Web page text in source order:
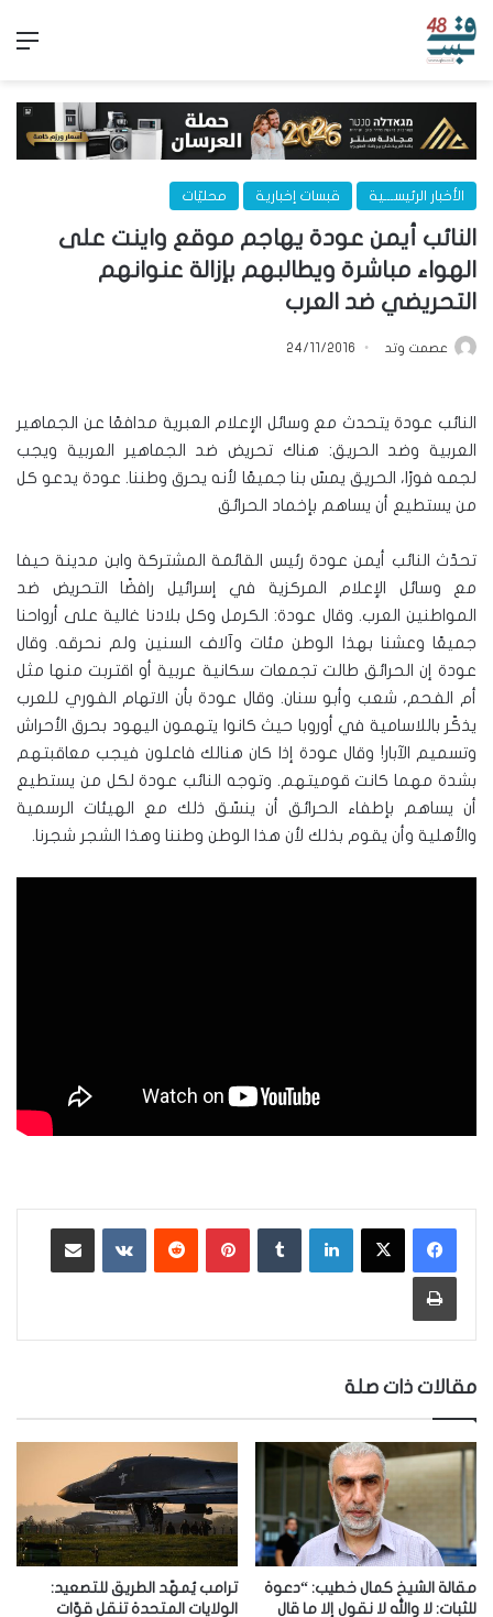
الأخبار الرئيســـية قبسات إخبارية محليّات
النائب أيمن عودة يهاجم موقع واينت على
الهواء مباشرة ويطالبهم بإزالة عنوانهم
التحريضي ضد العرب
عصمت وتد 24/11/2016
النائب عودة يتحدث مع وسائل الإعلام العبرية مدافعًا عن الجماهير
العربية وضد الحريق: هناك تحريض ضد الجماهير العربية ويجب
لجمه فورًا، الحريق يمسّ بنا جميعًا لأنه يحرق وطننا. عودة يدعو كل
من يستطيع أن يساهم بإخماد الحرائق
تحدّث النائب أيمن عودة رئيس القائمة المشتركة وابن مدينة حيفا
مع وسائل الإعلام المركزية في إسرائيل رافضًا التحريض ضد
المواطنين العرب. وقال عودة: الكرمل وكل بلادنا غالية على أرواحنا
جميعًا وعشنا بهذا الوطن مئات وآلاف السنين ولم نحرقه. وقال
عودة إن الحرائق طالت تجمعات سكانية عربية أو اقتربت منها مثل
أم الفحم، شعب وأبو سنان. وقال عودة بأن الاتهام الفوري للعرب
يذكّر باللاسامية في أوروبا حيث كانوا يتهمون اليهود بحرق الأحراش
وتسميم الآبار! وقال عودة إذا كان هنالك فاعلون فيجب معاقبتهم
بشدة مهما كانت قوميتهم. وتوجه النائب عودة لكل من يستطيع
أن يساهم بإطفاء الحرائق أن ينسّق ذلك مع الهيئات الرسمية
والأهلية وأن يقوم بذلك لأن هذا الوطن وطننا وهذا الشجر شجرنا.
لينكدإن بينتيريست ‏VKontakte
طباعة
مقالات ذات صلة
مقالة الشيخ كمال خطيب: “دعوة
للثبات: لا والله لا نقول إلا ما قال
ترامب يُمهّد الطريق للتصعيد:
الولايات المتحدة تنقل قوّات